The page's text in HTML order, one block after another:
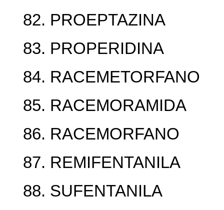
82. PROEPTAZINA
83. PROPERIDINA
84. RACEMETORFANO
85. RACEMORAMIDA
86. RACEMORFANO
87. REMIFENTANILA
88. SUFENTANILA